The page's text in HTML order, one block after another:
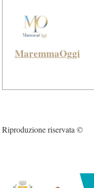
MaremmaOggi
Riproduzione riservata ©